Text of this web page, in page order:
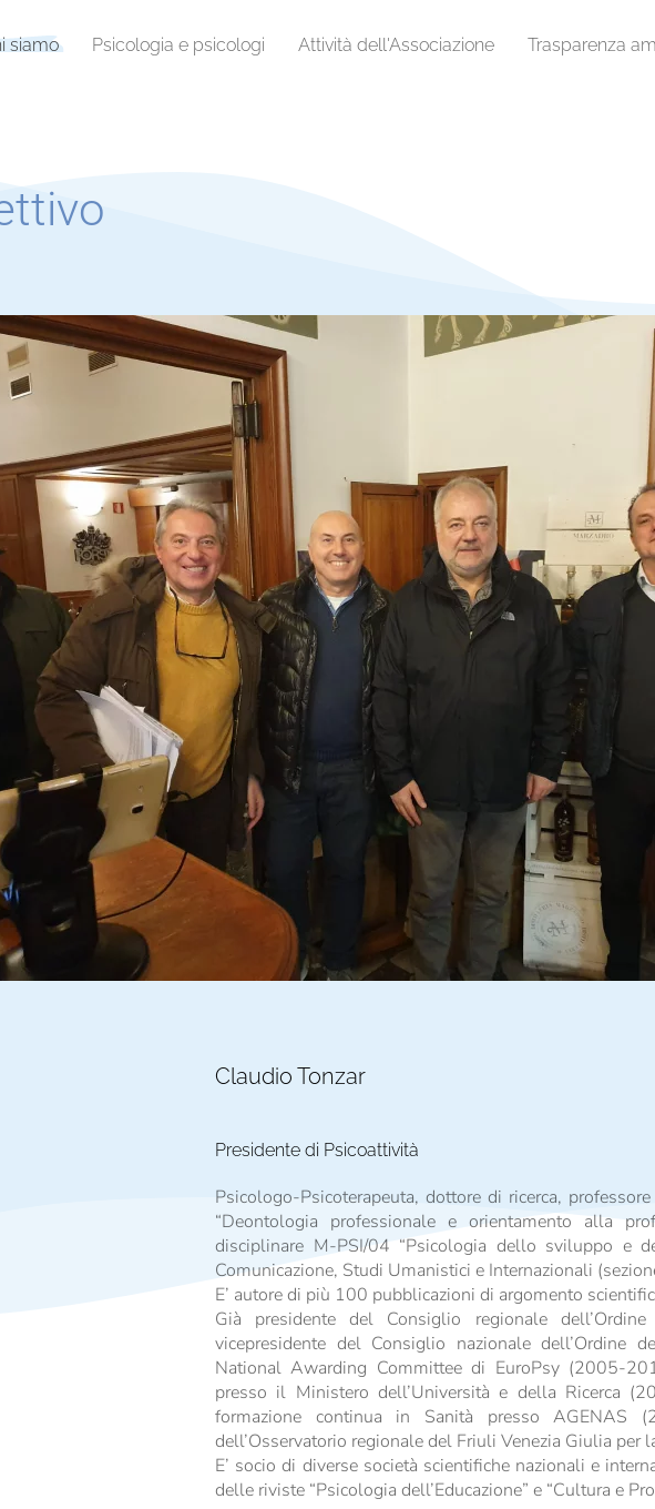
siamo Psicologia e psicologi Attività dell'Associazione Trasparenza
Claudio Tonzar
Presidente di Psicoattività
Psicologo-Psicoterapeuta, dottore di ricerca,
“Deontologia professionale e orientamento alla
disciplinare M-PSI/04 “Psicologia dello sviluppo e
Comunicazione, Studi Umanistici e Internazionali
E’ autore di più 100 pubblicazioni di argomento
Già presidente del Consiglio regionale
vicepresidente del Consiglio nazionale
National Awarding Committee di EuroPsy (2005-
presso il Ministero dell’Università e della Ricerca
formazione continua in Sanità presso
dell’Osservatorio regionale del Friuli Venezia Giulia per
E’ socio di diverse società scientifiche nazionali e
delle riviste “Psicologia dell’Educazione” e “Cultura e